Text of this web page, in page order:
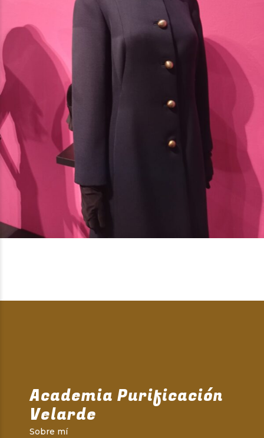
Academia Purificación
Velarde
Sobre mí